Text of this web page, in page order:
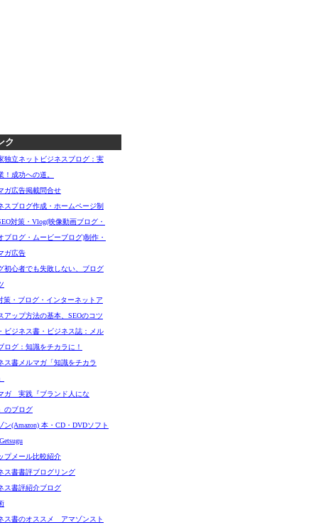
ク
独立ネットビジネスブログ：実
！成功への道。
ガ広告掲載問合せ
スブログ作成・ホームページ制
対策・Vlog(映像動画ブログ・
ブログ・ムービーブログ)制作・
ガ広告
初心者でも失敗しない、ブログ
策・ブログ・インターネットア
アップ方法の基本、SEOのコツ
ビジネス書・ビジネス誌：メル
ログ：知識をチカラに！
ス書メルマガ「知識をチカラ
ガ 実践『ブランド人にな
のブログ
ン(Amazon) 本・CD・DVDソフト
プメール比較紹介
ス書書評ブログリング
ス書評紹介ブログ
ス書のオススメ アマゾンスト